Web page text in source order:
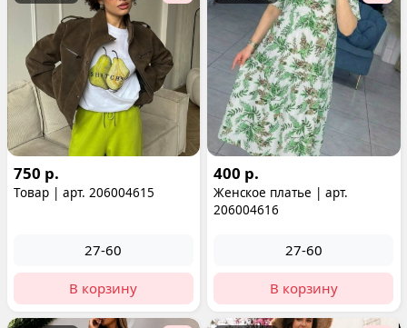
750 р.
Товар | арт. 206004615
27-60
В корзину
400 р.
Женское платье | арт.
206004616
27-60
В корзину